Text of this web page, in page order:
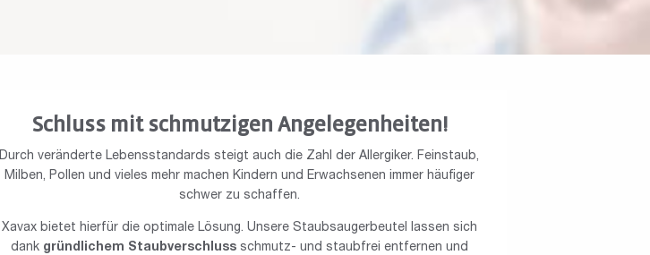
Schluss mit schmutzigen Angelegenheiten!
Durch veränderte Lebensstandards steigt auch die Zahl der Allergiker. Feinstaub,
Milben, Pollen und vieles mehr machen Kindern und Erwachsenen immer häufiger
schwer zu schaffen.
Xavax bietet hierfür die optimale Lösung. Unsere Staubsaugerbeutel lassen sich
dank gründlichem Staubverschlussschmutz- und staubfrei entfernen und